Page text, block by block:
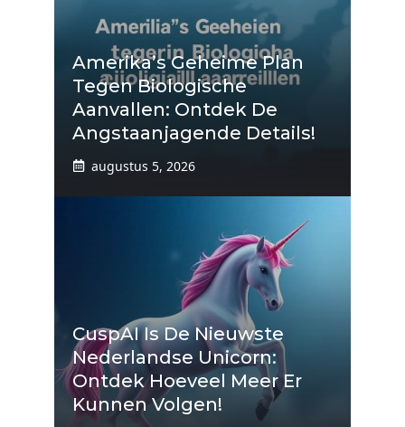
Amerika’s Geheime Plan
Tegen Biologische
Aanvallen: Ontdek De
Angstaanjagende Details!
augustus 5, 2026
CuspAI Is De Nieuwste
Nederlandse Unicorn:
Ontdek Hoeveel Meer Er
Kunnen Volgen!